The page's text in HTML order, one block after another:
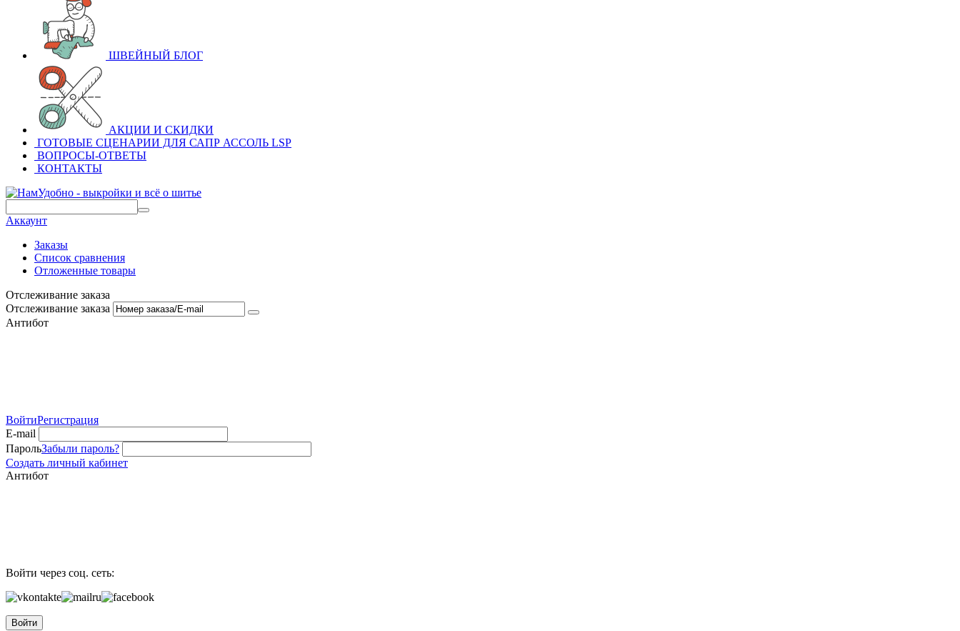
ШВЕЙНЫЙ БЛОГ
АКЦИИ И СКИДКИ
ГОТОВЫЕ СЦЕНАРИИ ДЛЯ САПР АССОЛЬ LSP
ВОПРОСЫ-ОТВЕТЫ
КОНТАКТЫ
Аккаунт
Заказы
Список сравнения
Отложенные товары
Отслеживание заказа
Отслеживание заказа
Антибот
ВойтиРегистрация
E-mail
ПарольЗабыли пароль?
Создать личный кабинет
Антибот
Войти через соц. сеть:
Войти